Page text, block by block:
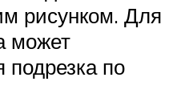
рисунком. Для
может
подрезка по